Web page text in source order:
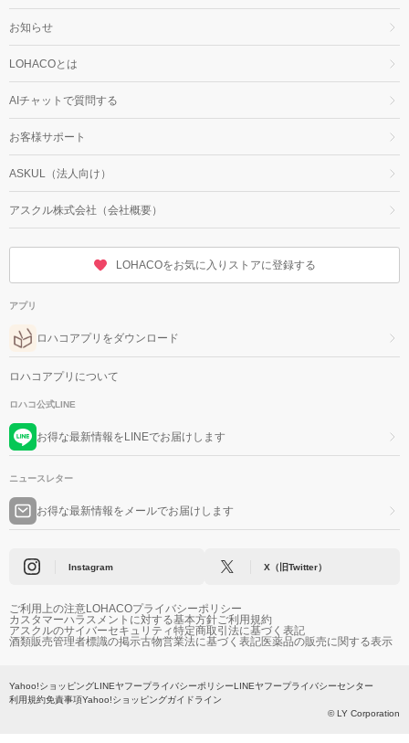
お知らせ
LOHACOとは
AIチャットで質問する
お客様サポート
ASKUL（法人向け）
アスクル株式会社（会社概要）
LOHACOをお気に入りストアに登録する
アプリ
ロハコアプリをダウンロード
ロハコアプリについて
ロハコ公式LINE
お得な最新情報をLINEでお届けします
ニュースレター
お得な最新情報をメールでお届けします
Instagram X（旧Twitter）
ご利用上の注意LOHACOプライバシーポリシー
カスタマーハラスメントに対する基本方針ご利用規約
アスクルのサイバーセキュリティ特定商取引法に基づく表記
酒類販売管理者標識の掲示古物営業法に基づく表記医薬品の販売に関する表示
Yahoo!ショッピングLINEヤフープライバシーポリシーLINEヤフープライバシーセンター
利用規約免責事項Yahoo!ショッピングガイドライン
© LY Corporation